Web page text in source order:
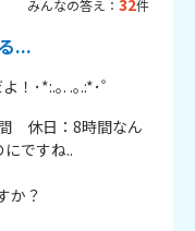
みんなの答え： 件
...
！･*:.｡. .｡.:*･゜
　休日：8時間なん
ですね..
か？